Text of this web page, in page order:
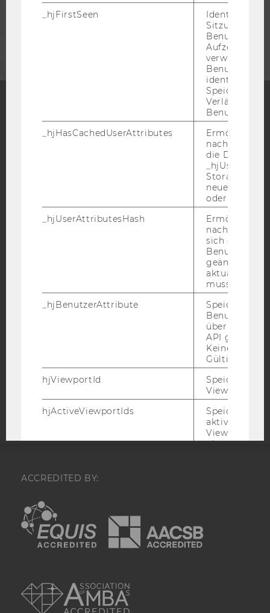
FacebookInstagramBlog
Bluesky
BARRIEREFREIHEITSERKLÄRUNG WEBSEITE
DATENSCHUTZERKLÄRUNG SOCIAL MEDIA
STUDIENBEWERBER*INNEN UND STUDIERENDE
Barrierefreiheitserklärung
ACCREDITED BY:
EQUIS
_hjFirstSeen
Identifiziert
Sitzung eines
Benutzers.
verwendet,
identifizieren.
Verlängert
_hjHasCachedUserAttributes
Ermöglicht
die Daten in
Storage auf
neuesten
oder nicht.
_hjUserAttributesHash
Ermöglicht
sich ein
geändert hat
aktualisiert
muss.
_hjBenutzerAttribute
Speichert
über die
API gesendet
Keine
hjViewportId
Speichert
Viewport-
hjActiveViewportIds
Speichert die
aktiven
Viewports.
einen
_hjSession_